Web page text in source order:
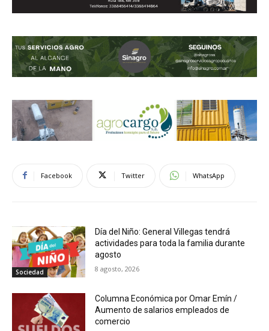
Facebook Twitter WhatsApp
Sociedad
Día del Niño: General Villegas tendrá
actividades para toda la familia durante
agosto
8 agosto, 2026
Columna Económica por Omar Emín /
Aumento de salarios empleados de
comercio